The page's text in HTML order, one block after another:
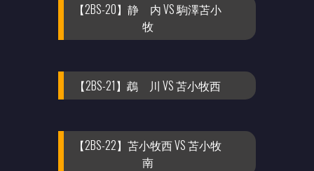
【2BS-20】静 内 VS 駒澤苫小
牧
【2BS-21】鵡 川 VS 苫小牧西
【2BS-22】苫小牧西 VS 苫小牧
南